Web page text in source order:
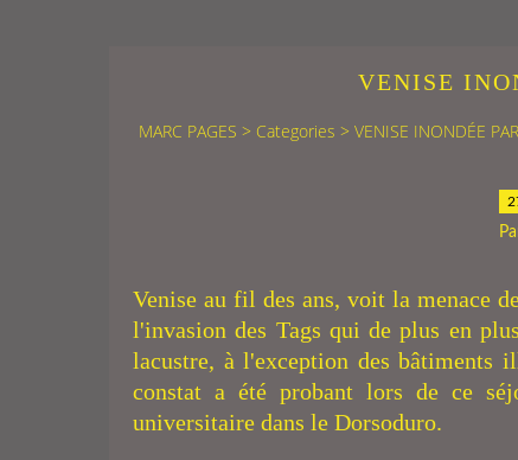
VENISE
MARC PAGES > Categories > VENISE INONDÉE
Venise au fil des ans, voit la menace
l'invasion des Tags qui de plus en
lacustre, à l'exception des bâtiments
constat a été probant lors de ce
universitaire dans le Dorsoduro.